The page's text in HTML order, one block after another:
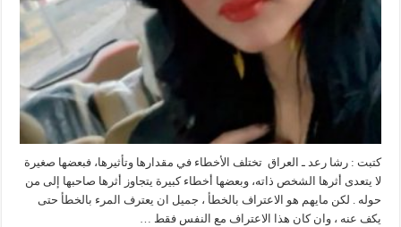
كتبت : رشا رعد ـ العراق تختلف الأخطاء في مقدارها وتأثيرها، فبعضها صغيرة
لا يتعدى أثرها الشخص ذاته، وبعضها أخطاء كبيرة يتجاوز أثرها صاحبها إلى من
حوله . لكن مايهم هو الاعتراف بالخطأ ، جميل ان يعترف المرء بالخطأ حتى
يكف عنه ، وان كان هذا الاعتراف مع النفس فقط …